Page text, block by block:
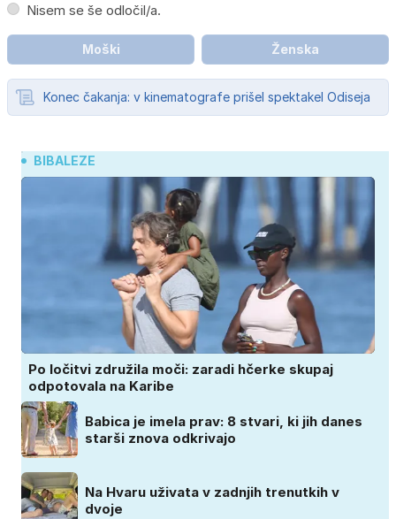
Nisem se še odločil/a.
Moški Ženska
Konec čakanja: v kinematografe prišel spektakel Odiseja
BIBALEZE
Po ločitvi združila moči: zaradi hčerke skupaj
odpotovala na Karibe
Babica je imela prav: 8 stvari, ki jih danes
starši znova odkrivajo
Na Hvaru uživata v zadnjih trenutkih v
dvoje